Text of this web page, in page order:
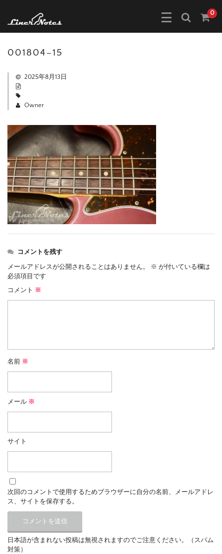
0
001804–15
2025年8月13日
Owner
コメントを残す
メールアドレスが公開されることはありません。 ※ が付いている欄は
必須項目です
コメント ※
名前 ※
メール ※
サイト
次回のコメントで使用するためブラウザーに自分の名前、メールアドレ
ス、サイトを保存する。
日本語が含まれない投稿は無視されますのでご注意ください。（スパム
対策）